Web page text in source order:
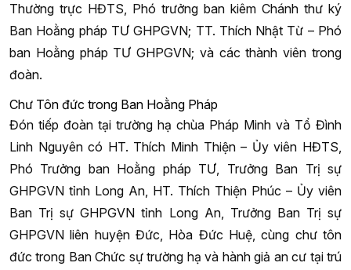
Thường trực HĐTS, Phó trưởng ban kiêm Chánh thư ký
Ban Hoằng pháp TƯ GHPGVN; TT. Thích Nhật Từ – Phó
ban Hoằng pháp TƯ GHPGVN; và các thành viên trong
đoàn.
Chư Tôn đức trong Ban Hoằng Pháp
Đón tiếp đoàn tại trường hạ chùa Pháp Minh và Tổ Đình
Linh Nguyên có HT. Thích Minh Thiện – Ủy viên HĐTS,
Phó Trưởng ban Hoằng pháp TƯ, Trưởng Ban Trị sự
GHPGVN tỉnh Long An, HT. Thích Thiện Phúc – Ủy viên
Ban Trị sự GHPGVN tỉnh Long An, Trưởng Ban Trị sự
GHPGVN liên huyện Đức, Hòa Đức Huệ, cùng chư tôn
đức trong Ban Chức sự trường hạ và hành giả an cư tại trú